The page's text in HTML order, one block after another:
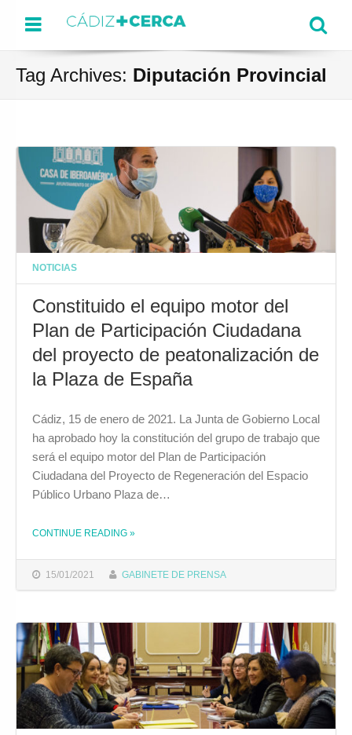
Menu
Tag Archives: Diputación Provincial
NOTICIAS
Constituido el equipo motor del
Plan de Participación Ciudadana
del proyecto de peatonalización de
la Plaza de España
15/01/2021 GABINETE DE PRENSA
Cádiz, 15 de enero de 2021. La Junta de Gobierno Local
ha aprobado hoy la constitución del grupo de trabajo que
será el equipo motor del Plan de Participación
Ciudadana del Proyecto de Regeneración del Espacio
Público Urbano Plaza de…
CONTINUE READING THE "CONSTITUIDO EL EQUIPO MOTOR DEL PLAN DE PARTICIPACIÓN CIUDADANA DEL PROYECTO DE PEATONALIZACIÓN DE LA PLAZA DE ESPAÑA"
»